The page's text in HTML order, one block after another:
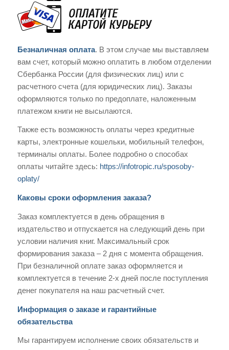
Безналичная оплата. В этом случае мы выставляем
вам счет, который можно оплатить в любом отделении
Сбербанка России (для физических лиц) или с
расчетного счета (для юридических лиц). Заказы
оформляются только по предоплате, наложенным
платежом книги не высылаются.
Также есть возможность оплаты через кредитные
карты, электронные кошельки, мобильный телефон,
терминалы оплаты. Более подробно о способах
оплаты читайте здесь: https://infotropic.ru/sposoby-
oplaty/
Каковы сроки оформления заказа?
Заказ комплектуется в день обращения в
издательство и отпускается на следующий день при
условии наличия книг. Максимальный срок
формирования заказа – 2 дня с момента обращения.
При безналичной оплате заказ оформляется и
комплектуется в течение 2-х дней после поступления
денег покупателя на наш расчетный счет.
Информация о заказе и гарантийные
обязательства
Мы гарантируем исполнение своих обязательств и